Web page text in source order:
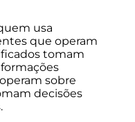
usa
que operam
tomam
sobre
decisões